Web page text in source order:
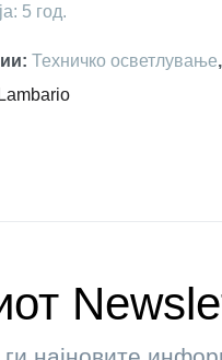
5 год.
: Техничко осветлување,
Lambario